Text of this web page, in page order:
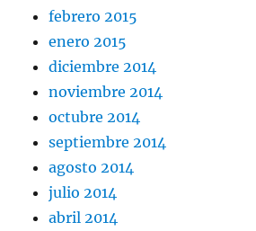
febrero 2015
enero 2015
diciembre 2014
noviembre 2014
octubre 2014
septiembre 2014
agosto 2014
julio 2014
abril 2014